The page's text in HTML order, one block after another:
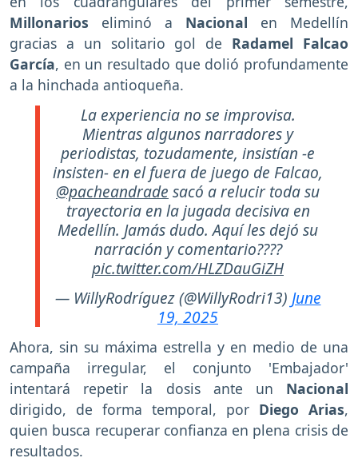
Millonarios eliminó a Nacional en Medellín
gracias a un solitario gol de Radamel Falcao
García, en un resultado que dolió profundamente
a la hinchada antioqueña.
La experiencia no se improvisa.
Mientras algunos narradores y
periodistas, tozudamente, insistían -e
insisten- en el fuera de juego de Falcao,
@pacheandrade sacó a relucir toda su
trayectoria en la jugada decisiva en
Medellín. Jamás dudo. Aquí les dejó su
narración y comentario????
pic.twitter.com/HLZDauGiZH
— WillyRodríguez (@WillyRodri13) June
19, 2025
Ahora, sin su máxima estrella y en medio de una
campaña irregular, el conjunto 'Embajador'
intentará repetir la dosis ante un Nacional
dirigido, de forma temporal, por Diego Arias,
quien busca recuperar confianza en plena crisis de
resultados.